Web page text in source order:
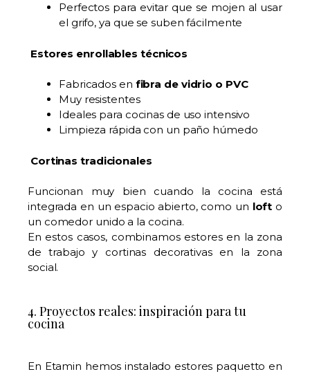
Perfectos para evitar que se mojen al usar
el grifo, ya que se suben fácilmente
Estores enrollables técnicos
Fabricados en fibra de vidrio o PVC
Muy resistentes
Ideales para cocinas de uso intensivo
Limpieza rápida con un paño húmedo
Cortinas tradicionales
Funcionan muy bien cuando la cocina está
integrada en un espacio abierto, como un loft o
un comedor unido a la cocina.
En estos casos, combinamos estores en la zona
de trabajo y cortinas decorativas en la zona
social.
4. Proyectos reales: inspiración para tu
cocina
En Etamin hemos instalado estores paquetto en